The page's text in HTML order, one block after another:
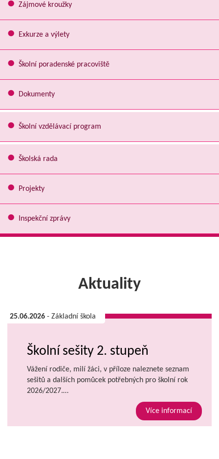
Zájmové kroužky
Exkurze a výlety
Školní poradenské pracoviště
Dokumenty
Školní vzdělávací program
Školská rada
Projekty
Inspekční zprávy
Aktuality
25.06.2026 - Základní škola
Školní sešity 2. stupeň
Vážení rodiče, milí žáci, v příloze naleznete seznam
sešitů a dalších pomůcek potřebných pro školní rok
2026/2027.…
Více informací